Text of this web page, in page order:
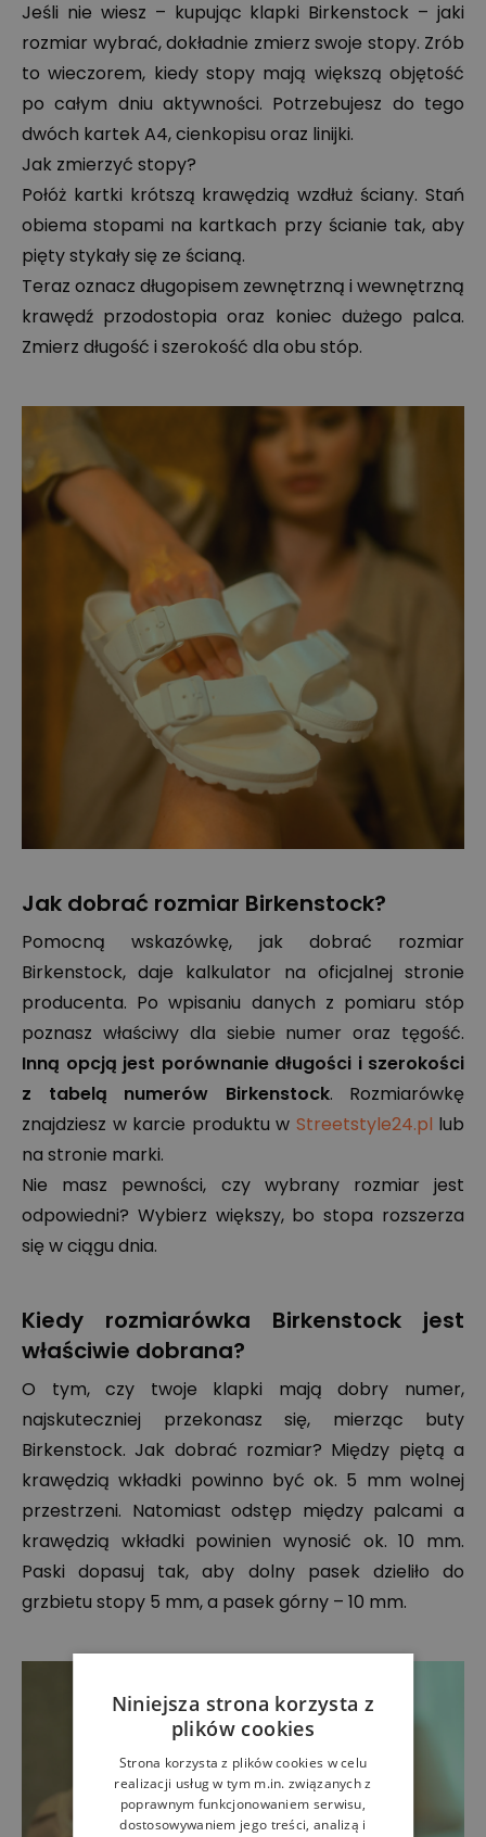
Jeśli nie wiesz – kupując klapki Birkenstock – jaki
rozmiar wybrać, dokładnie zmierz swoje stopy. Zrób
to wieczorem, kiedy stopy mają większą objętość
po całym dniu aktywności. Potrzebujesz do tego
dwóch kartek A4, cienkopisu oraz linijki.
Jak zmierzyć stopy?
Połóż kartki krótszą krawędzią wzdłuż ściany. Stań
obiema stopami na kartkach przy ścianie tak, aby
pięty stykały się ze ścianą.
Teraz oznacz długopisem zewnętrzną i wewnętrzną
krawędź przodostopia oraz koniec dużego palca.
Zmierz długość i szerokość dla obu stóp.
Jak dobrać rozmiar Birkenstock?
Pomocną wskazówkę, jak dobrać rozmiar
Birkenstock, daje kalkulator na oficjalnej stronie
producenta. Po wpisaniu danych z pomiaru stóp
poznasz właściwy dla siebie numer oraz tęgość.
Inną opcją jest porównanie długości i szerokości
z tabelą numerów Birkenstock. Rozmiarówkę
znajdziesz w karcie produktu w Streetstyle24.pl lub
na stronie marki.
Nie masz pewności, czy wybrany rozmiar jest
odpowiedni? Wybierz większy, bo stopa rozszerza
się w ciągu dnia.
Kiedy rozmiarówka Birkenstock jest
właściwie dobrana?
O tym, czy twoje klapki mają dobry numer,
najskuteczniej przekonasz się, mierząc buty
Birkenstock. Jak dobrać rozmiar? Między piętą a
krawędzią wkładki powinno być ok. 5 mm wolnej
przestrzeni. Natomiast odstęp między palcami a
krawędzią wkładki powinien wynosić ok. 10 mm.
Paski dopasuj tak, aby dolny pasek dzieliło do
grzbietu stopy 5 mm, a pasek górny – 10 mm.
Niniejsza strona korzysta z
plików cookies
Strona korzysta z plików cookies w celu
realizacji usług w tym m.in. związanych z
poprawnym funkcjonowaniem serwisu,
dostosowywaniem jego treści, analizą i